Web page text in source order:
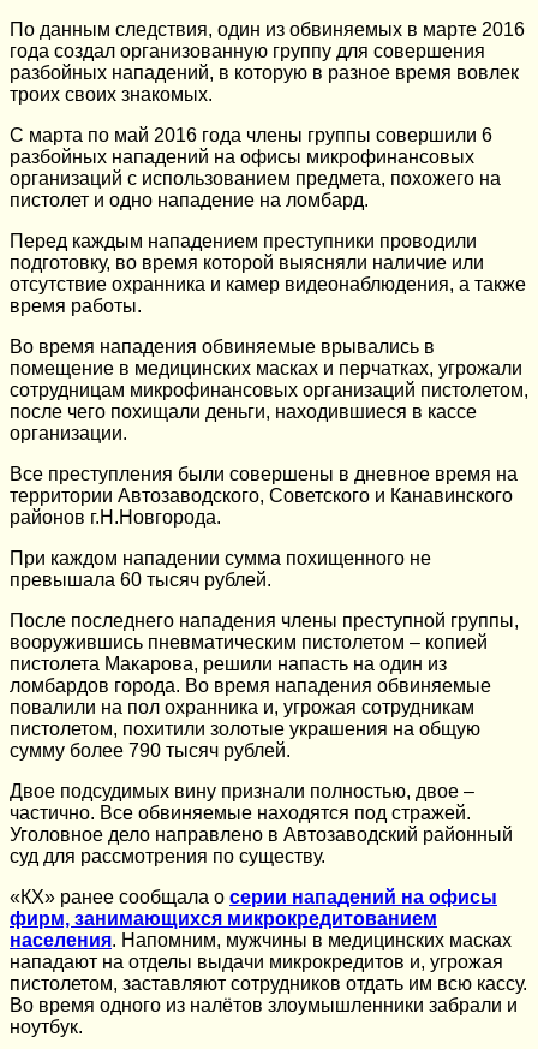
По данным следствия, один из обвиняемых в марте 2016
года создал организованную группу для совершения
разбойных нападений, в которую в разное время вовлек
троих своих знакомых.
С марта по май 2016 года члены группы совершили 6
разбойных нападений на офисы микрофинансовых
организаций с использованием предмета, похожего на
пистолет и одно нападение на ломбард.
Перед каждым нападением преступники проводили
подготовку, во время которой выясняли наличие или
отсутствие охранника и камер видеонаблюдения, а также
время работы.
Во время нападения обвиняемые врывались в
помещение в медицинских масках и перчатках, угрожали
сотрудницам микрофинансовых организаций пистолетом,
после чего похищали деньги, находившиеся в кассе
организации.
Все преступления были совершены в дневное время на
территории Автозаводского, Советского и Канавинского
районов г.Н.Новгорода.
При каждом нападении сумма похищенного не
превышала 60 тысяч рублей.
После последнего нападения члены преступной группы,
вооружившись пневматическим пистолетом – копией
пистолета Макарова, решили напасть на один из
ломбардов города. Во время нападения обвиняемые
повалили на пол охранника и, угрожая сотрудникам
пистолетом, похитили золотые украшения на общую
сумму более 790 тысяч рублей.
Двое подсудимых вину признали полностью, двое –
частично. Все обвиняемые находятся под стражей.
Уголовное дело направлено в Автозаводский районный
суд для рассмотрения по существу.
«КХ» ранее сообщала о серии нападений на офисы
фирм, занимающихся микрокредитованием
населения. Напомним, мужчины в медицинских масках
нападают на отделы выдачи микрокредитов и, угрожая
пистолетом, заставляют сотрудников отдать им всю кассу.
Во время одного из налётов злоумышленники забрали и
ноутбук.